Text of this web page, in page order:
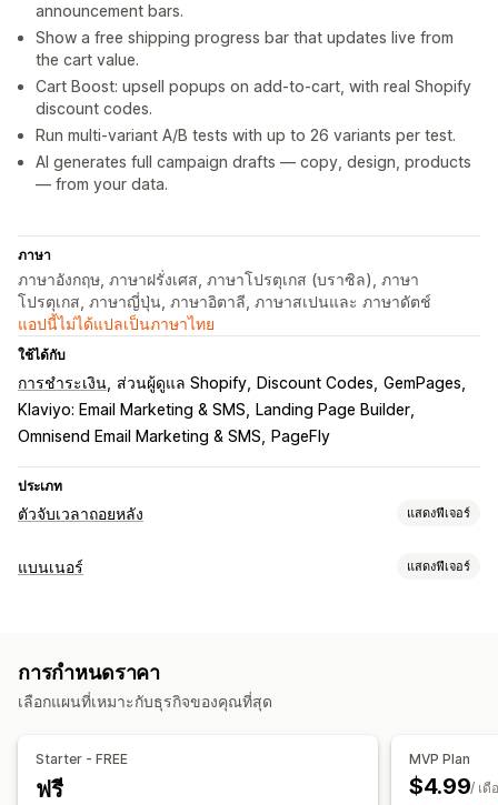
announcement bars.
Show a free shipping progress bar that updates live from
the cart value.
Cart Boost: upsell popups on add-to-cart, with real Shopify
discount codes.
Run multi-variant A/B tests with up to 26 variants per test.
AI generates full campaign drafts — copy, design, products
— from your data.
ภาษา
ภาษาอังกฤษ, ภาษาฝรั่งเศส, ภาษาโปรตุเกส (บราซิล), ภาษา
โปรตุเกส, ภาษาญี่ปุ่น, ภาษาอิตาลี, ภาษาสเปนและ ภาษาดัตช์
แอปนี้ไม่ได้แปลเป็นภาษาไทย
ใช้ได้กับ
การชำระเงิน ส่วนผู้ดูแล Shopify Discount Codes GemPages
Klaviyo: Email Marketing & SMS
Landing Page Builder
Omnisend Email Marketing & SMS
PageFly
ประเภท
ตัวจับเวลาถอยหลัง แสดงฟีเจอร์
ตัวเลือกการแสดงผล
ตัวเลือกการกำหนดเวลา
เกิดขึ้นซ้ำ
ตามกำหนดเวลา ช่วงวันที่
ตามเซสชัน
เซสชันหมดเวลา
ประเภทตัวจับเวลา
แบนเนอร์ แสดงฟีเจอร์
การปรับแต่ง
การแสดงผลแบบยึดตำแหน่ง
การเปลี่ยนรูปแบบตามการแสดงผลบนมือถือ
การกำหนดเวลา
การกำหนดราคา
เลือกแผนที่เหมาะกับธุรกิจของคุณที่สุด
Starter - FREE
ฟรี
MVP Plan
$4.99/ เดื